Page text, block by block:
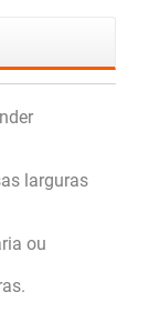
larguras
ou